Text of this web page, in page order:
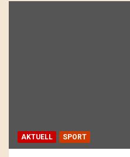
AKTUELL SPORT